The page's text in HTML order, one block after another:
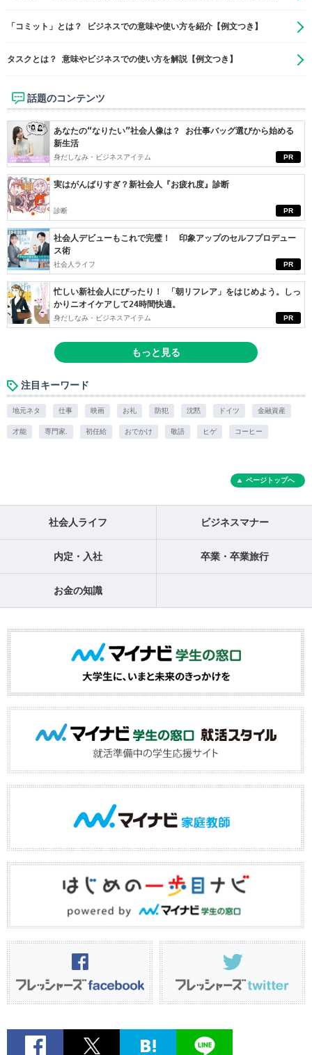
「コミット」とは？ ビジネスでの意味や使い方を紹介【例文つき】
タスクとは？ 意味やビジネスでの使い方を解説【例文つき】
話題のコンテンツ
PR
あなたの“なりたい”社会人像は？ お仕事バッグ選びから始める
新生活
身だしなみ・ビジネスアイテム
PR
実はがんばりすぎ？新社会人『お疲れ度』診断
診断
PR
社会人デビューもこれで完璧！ 印象アップのセルフプロデュー
ス術
社会人ライフ
PR
忙しい新社会人にぴったり！ 「朝リフレア」をはじめよう。しっ
かりニオイケアして24時間快適。
身だしなみ・ビジネスアイテム
もっと見る
注目キーワード
地元ネタ 仕事 映画 お礼 防犯 沈黙 ドイツ 金融資産
才能 専門家. 初任給 おでかけ 敬語 ヒゲ コーヒー
ページトップへ
社会人ライフ ビジネスマナー
内定・入社 卒業・卒業旅行
お金の知識